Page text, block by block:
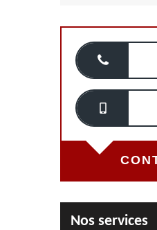
Nos services